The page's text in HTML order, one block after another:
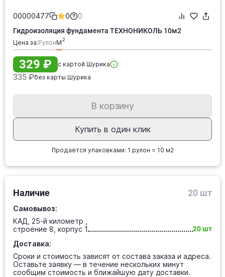
00000477 0 0
Гидроизоляция фундамента ТЕХНОНИКОЛЬ 10м2
Цена за: рулонм
329 ₽ с картой Шурика
335 ₽без карты Шурика
В корзину
Купить в один клик
Продаётся упаковками: 1 рулон = 10 м2
Наличие 20 шт
Самовывоз:
КАД, 25-й километр ,
строение 8, корпус 1
20 шт
Доставка:
Сроки и стоимость зависят от состава заказа и адреса.
Оставьте заявку — в течение нескольких минут
сообщим стоимость и ближайшую дату доставки.